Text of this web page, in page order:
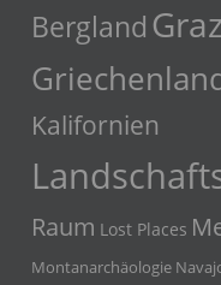
Bergland
Kalifornien
Raum Lost Places
Montanarchäologie